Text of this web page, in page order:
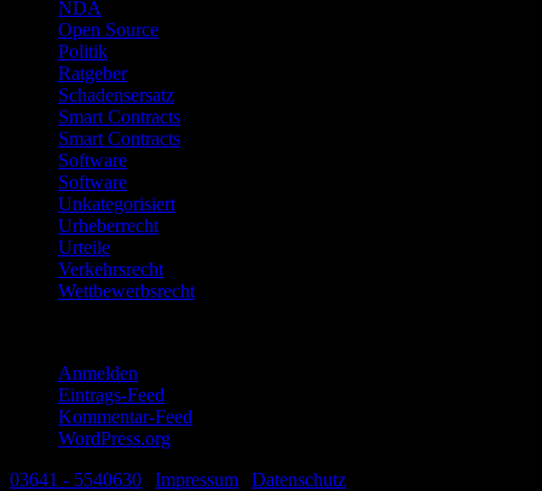
NDA
Open Source
Politik
Ratgeber
Schadensersatz
Smart Contracts
Smart Contracts
Software
Software
Unkategorisiert
Urheberrecht
Urteile
Verkehrsrecht
Wettbewerbsrecht
Anmelden
Eintrags-Feed
Kommentar-Feed
WordPress.org
03641 - 5540630
Impressum
Datenschutz